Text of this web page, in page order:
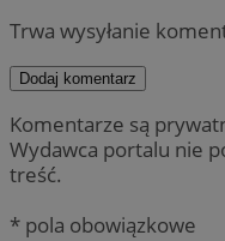
Trwa wysyłanie
Dodaj komentarz
Komentarze są
Wydawca portalu nie
treść.
* pola obowiązkowe